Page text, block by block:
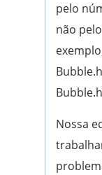
pelo
não
Nossa